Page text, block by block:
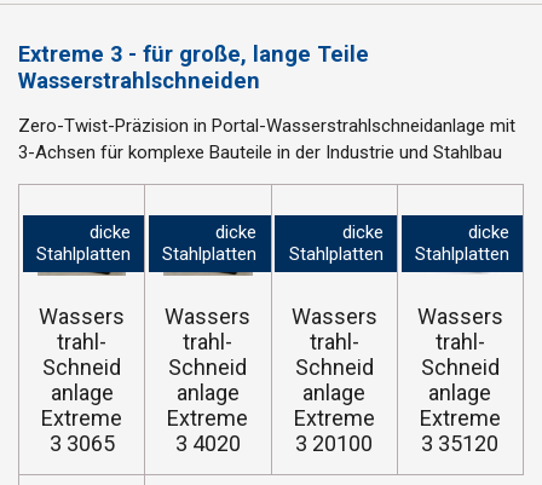
Extreme 3 - für große, lange Teile
Wasserstrahlschneiden
Zero-Twist-Präzision in Portal-Wasserstrahlschneidanlage mit
3-Achsen für komplexe Bauteile in der Industrie und Stahlbau
dicke
Stahlplatten
Wassers
trahl-
Schneid
anlage
Extreme
3 3065
dicke
Stahlplatten
Wassers
trahl-
Schneid
anlage
Extreme
3 4020
dicke
Stahlplatten
Wassers
trahl-
Schneid
anlage
Extreme
3 20100
dicke
Stahlplatten
Wassers
trahl-
Schneid
anlage
Extreme
3 35120